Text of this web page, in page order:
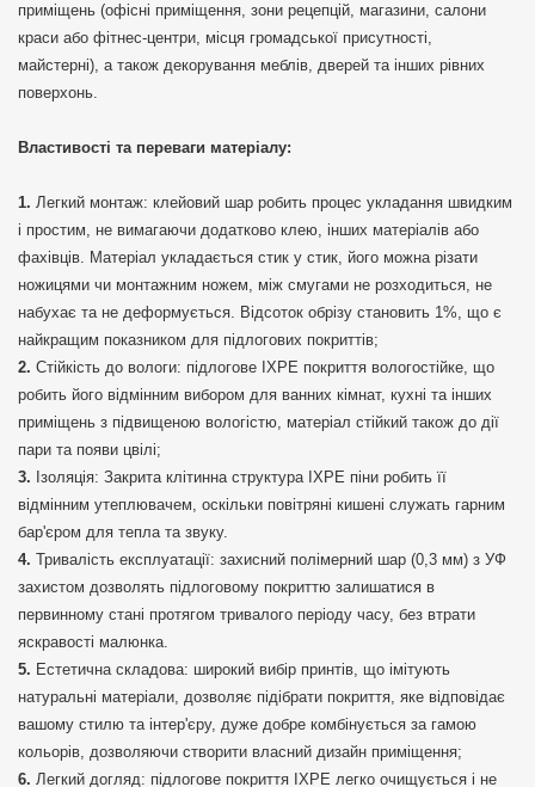
приміщень (офісні приміщення, зони рецепцій, магазини, салони
краси або фітнес-центри, місця громадської присутності,
майстерні), а також декорування меблів, дверей та інших рівних
поверхонь.
Властивості та переваги матеріалу:
Легкий монтаж: клейовий шар робить процес укладання швидким
і простим, не вимагаючи додатково клею, інших матеріалів або
фахівців. Матеріал укладається стик у стик, його можна різати
ножицями чи монтажним ножем, між смугами не розходиться, не
набухає та не деформується. Відсоток обрізу становить 1%, що є
найкращим показником для підлогових покриттів;
Стійкість до вологи: підлогове IXPE покриття вологостійке, що
робить його відмінним вибором для ванних кімнат, кухні та інших
приміщень з підвищеною вологістю, матеріал стійкий також до дії
пари та появи цвілі;
Ізоляція: Закрита клітинна структура IXPE піни робить її
відмінним утеплювачем, оскільки повітряні кишені служать гарним
бар'єром для тепла та звуку.
Тривалість експлуатації: захисний полімерний шар (0,3 мм) з УФ
захистом дозволять підлоговому покриттю залишатися в
первинному стані протягом тривалого періоду часу, без втрати
яскравості малюнка.
Естетична складова: широкий вибір принтів, що імітують
натуральні матеріали, дозволяє підібрати покриття, яке відповідає
вашому стилю та інтер'єру, дуже добре комбінується за гамою
кольорів, дозволяючи створити власний дизайн приміщення;
Легкий догляд: підлогове покриття IXPE легко очищується і не